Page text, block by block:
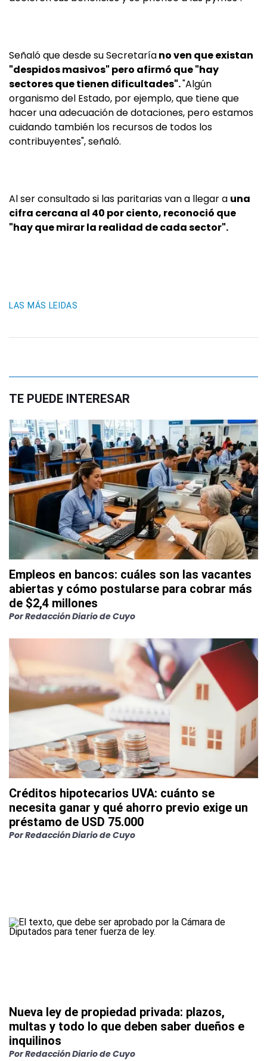
Señaló que desde su Secretaríano ven que existan
"despidos masivos" pero afirmó que "hay
sectores que tienen dificultades"."Algún
organismo del Estado, por ejemplo, que tiene que
hacer una adecuación de dotaciones, pero estamos
cuidando también los recursos de todos los
contribuyentes", señaló.
Al ser consultado si las paritarias van a llegar a una
cifra cercana al 40 por ciento, reconoció que
"hay que mirar la realidad de cada sector".
LAS MÁS LEIDAS
TE PUEDE INTERESAR
Empleos en bancos: cuáles son las vacantes
abiertas y cómo postularse para cobrar más
de $2,4 millones
PorRedacción Diario de Cuyo
Créditos hipotecarios UVA: cuánto se
necesita ganar y qué ahorro previo exige un
préstamo de USD 75.000
PorRedacción Diario de Cuyo
Nueva ley de propiedad privada: plazos,
multas y todo lo que deben saber dueños e
inquilinos
PorRedacción Diario de Cuyo